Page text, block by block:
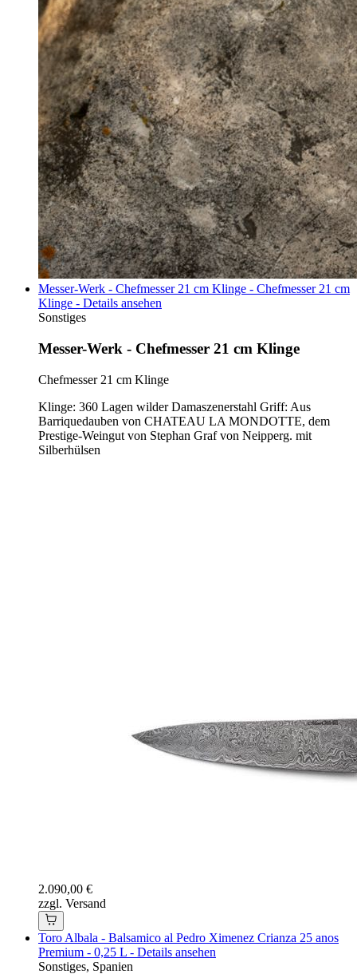
Messer-Werk - Chefmesser 21 cm Klinge - Chefmesser 21 cm
Klinge - Details ansehen
Sonstiges
Messer-Werk - Chefmesser 21 cm Klinge
Chefmesser 21 cm Klinge
Klinge: 360 Lagen wilder Damaszenerstahl Griff: Aus
Barriquedauben von CHATEAU LA MONDOTTE, dem
Prestige-Weingut von Stephan Graf von Neipperg. mit
Silberhülsen
2.090,00 €
zzgl. Versand
Toro Albala - Balsamico al Pedro Ximenez Crianza 25 anos
Premium - 0,25 L - Details ansehen
Sonstiges, Spanien